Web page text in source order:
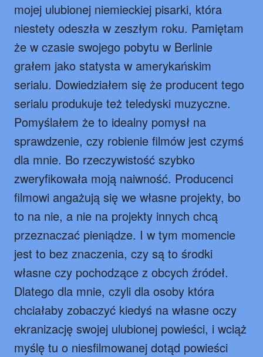
mojej ulubionej niemieckiej pisarki, która
niestety odeszła w zeszłym roku. Pamiętam
że w czasie swojego pobytu w Berlinie
grałem jako statysta w amerykańskim
serialu. Dowiedziałem się że producent tego
serialu produkuje też teledyski muzyczne.
Pomyślałem że to idealny pomysł na
sprawdzenie, czy robienie filmów jest czymś
dla mnie. Bo rzeczywistość szybko
zweryfikowała moją naiwność. Producenci
filmowi angażują się we własne projekty, bo
to na nie, a nie na projekty innych chcą
przeznaczać pieniądze. I w tym momencie
jest to bez znaczenia, czy są to środki
własne czy pochodzące z obcych źródeł.
Dlatego dla mnie, czyli dla osoby która
chciałaby zobaczyć kiedyś na własne oczy
ekranizację swojej ulubionej powieści, i wciąż
myślę tu o niesfilmowanej dotąd powieści